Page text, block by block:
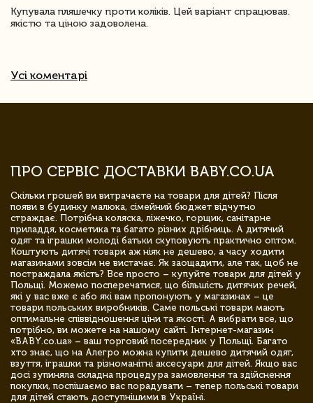
Купувала пляшечку проти коліків. Цей варіант спрацював.
якістю та ціною задоволена.
Усі коментарі
ПРО СЕРВІС ДОСТАВКИ BABY.CO.UA
Скільки грошей ви витрачаєте на товари для дітей? Після
появи в будинку малюка, сімейний бюджет відчутно
страждає. Потрібна коляска, ліжечко, горщик, санітарне
приладдя, косметика та багато різних дрібниць. А дитячий
одяг та іграшки молоді батьки скуповують практично оптом.
Коштують дитячі товари аж ніяк не дешево, а часу ходити
магазинами зовсім не вистачає. Як заощадити, але так, щоб не
постраждала якість? Все просто – купуйте товари для дітей у
Польщі. Можемо посперечатися, що більшість дитячих речей,
які у вас вже є або які вам пропонують у магазинах – це
товари польських виробників. Саме польські товари мають
оптимальне співвідношення ціни та якості. А вибрати все, що
потрібно, ви можете на нашому сайті. Інтернет-магазин
«BABY.co.ua» – ваш торговий посередник у Польщі. Багато
хто знає, що на Алегро можна купити дешево дитячий одяг,
взуття, іграшки та різноманітні аксесуари для дітей. Якщо вас
досі зупиняла складна процедура замовлення та здійснення
покупки, поспішаємо вас порадувати – тепер польські товари
для дітей стають доступнішими в Україні.